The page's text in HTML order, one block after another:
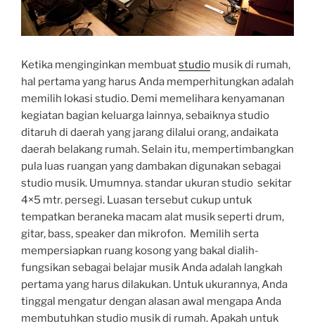
Ketika menginginkan membuatstudio musik di rumah,
hal pertama yang harus Anda memperhitungkan adalah
memilih lokasi studio. Demi memelihara kenyamanan
kegiatan bagian keluarga lainnya, sebaiknya studio
ditaruh di daerah yang jarang dilalui orang, andaikata
daerah belakang rumah. Selain itu, mempertimbangkan
pula luas ruangan yang dambakan digunakan sebagai
studio musik. Umumnya. standar ukuran studio sekitar
4×5 mtr. persegi. Luasan tersebut cukup untuk
tempatkan beraneka macam alat musik seperti drum,
gitar, bass, speaker dan mikrofon. Memilih serta
mempersiapkan ruang kosong yang bakal dialih-
fungsikan sebagai belajar musik Anda adalah langkah
pertama yang harus dilakukan. Untuk ukurannya, Anda
tinggal mengatur dengan alasan awal mengapa Anda
membutuhkan studio musik di rumah. Apakah untuk